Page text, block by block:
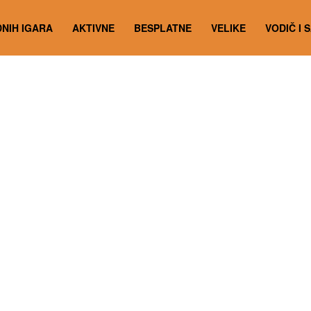
IGARA AKTIVNE BESPLATNE VELIKE VODIČ I